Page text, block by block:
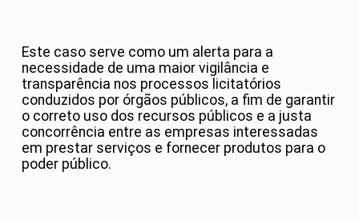
Este caso serve como um alerta para a
necessidade de uma maior vigilância e
transparência nos processos licitatórios
conduzidos por órgãos públicos, a fim de garantir
o correto uso dos recursos públicos e a justa
concorrência entre as empresas interessadas
em prestar serviços e fornecer produtos para o
poder público.